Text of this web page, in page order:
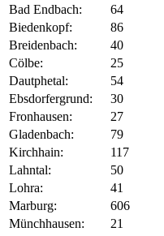
Bad Endbach:
64
Biedenkopf:
86
Breidenbach:
40
Cölbe:
25
Dautphetal:
54
Ebsdorfergrund:
30
Fronhausen:
27
Gladenbach:
79
Kirchhain:
117
Lahntal:
50
Lohra:
41
Marburg:
606
Münchhausen:
21